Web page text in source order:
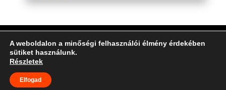
Minden jog fenntartva. Az oldalt üzemelteti
aPro/Lawyer Consulting
ZK Design
A weboldalon a minőségi felhasználói élmény érdekében
sütiket használunk.
Részletek
Elfogad